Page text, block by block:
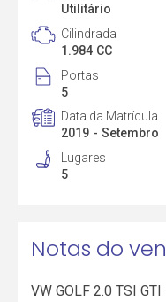
Utilitário
Cilindrada
1.984 CC
Portas
5
Data da Matrícula
2019 - Setembro
Lugares
5
Notas do
VW GOLF 2.0 TSI